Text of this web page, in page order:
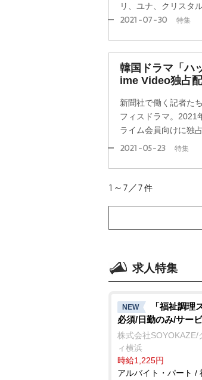
リ、ユナ、クリスタ
2021-07-30 特集
韓国ドラマ「ハ
ime Video独占配
新聞社で働く記者た
フィスドラマ。2021
ライム会員向けに独占
2021-05-23 特集
1～7／7件
求人特集
NEW
「福祉調理
必須/日勤のみ/サー
株式会社SOYOKAZE/
ィ横浜
時給1,225円
アルバイト・パート /